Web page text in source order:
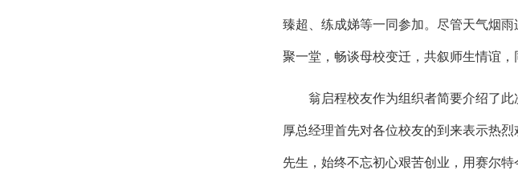
臻超、练成娣等一同参加。尽管天气烟
聚一堂，畅谈母校变迁，共叙师生情谊，
翁启程校友作为组织者简要介绍了
厚总经理首先对各位校友的到来表示热
先生，始终不忘初心艰苦创业，用赛尔